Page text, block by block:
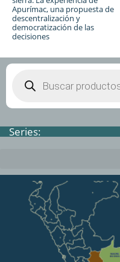
Apurímac, una propuesta de
descentralización y
democratización de las
decisiones
Series: